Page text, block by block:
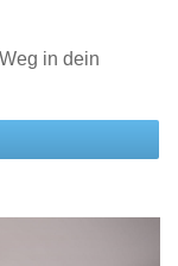
in dein